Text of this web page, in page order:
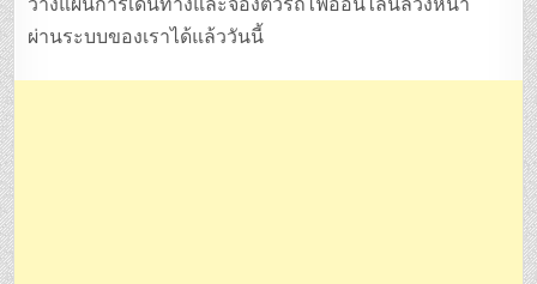
วางแผนการเดินทางและจองตั๋วรถไฟออนไลน์ล่วงหน้า
ผ่านระบบของเราได้แล้ววันนี้